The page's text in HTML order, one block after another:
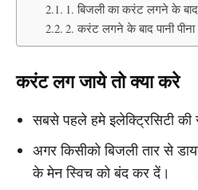
1. बिजली का करंट लगने के बाद
2. करंट लगने के बाद पानी पीना
करंट लग जाये तो क्या करे
सबसे पहले हमे इलेक्ट्रिसिटी की
अगर किसीको बिजली तार से
के मेन स्विच को बंद कर दें।